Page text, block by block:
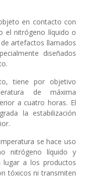
en contacto con
el nitrógeno líquido o
artefactos llamados
diseñados
tiene por objetivo
de máxima
a cuatro horas. El
la estabilización
se hace uso
nitrógeno líquido y
lugar a los productos
tóxicos ni transmiten